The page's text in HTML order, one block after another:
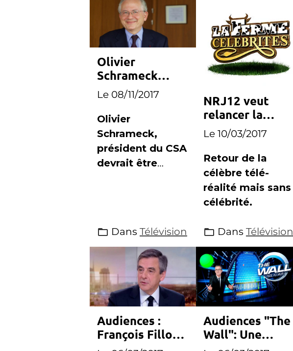
Olivier
Schrameck
nommé
président du
RIRM
Le 08/11/2017
Olivier
Schrameck,
président du CSA
devrait être
NRJ12 veut
relancer la
Ferme
Célébrités
Le 10/03/2017
Retour de la
célèbre télé-
réalité mais sans
célébrité.
Dans Télévision
Audiences :
François Fillon
offre le record
Dans Télévision
Audiences "The
Wall": Une
bonne semaine